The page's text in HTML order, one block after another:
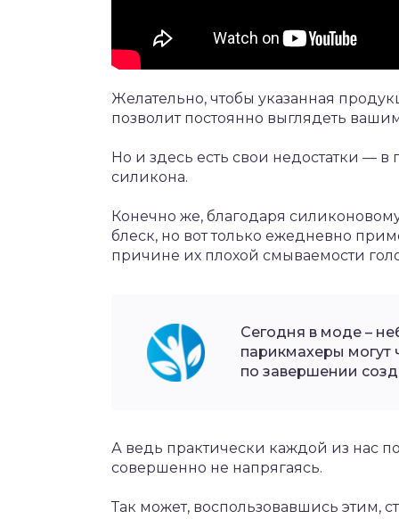
Желательно, чтобы указанная
позволит постоянно выглядеть
Но и здесь есть свои недостатки — в
силикона.
Конечно же, благодаря
блеск, но вот только ежедневно
причине их плохой смываемости
Сегодня в моде –
парикмахеры могут
по завершении
А ведь практически каждой из нас
совершенно не напрягаясь.
Так может, воспользовавшись этим,